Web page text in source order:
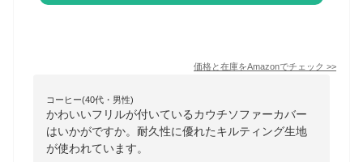
価格と在庫をAmazonでチェック >>
コーヒー(40代・男性)
かわいいフリルが付いているカウチソファーカバー
はいかがですか。耐久性に優れたキルティング生地
が使われています。